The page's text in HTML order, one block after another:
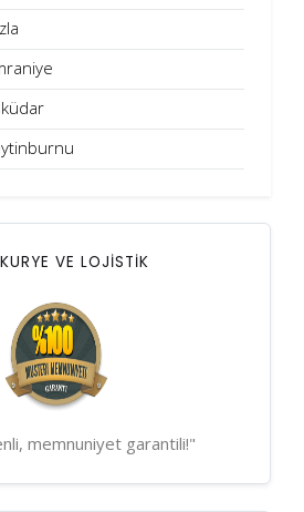
VE LOJİSTİK
memnuniyet garantili!"